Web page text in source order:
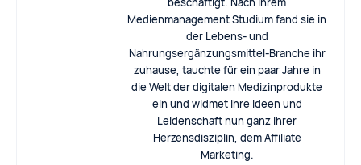
Medienmanagement Studium fand sie in
der Lebens- und
Nahrungsergänzungsmittel-Branche ihr
zuhause, tauchte für ein paar Jahre in
die Welt der digitalen Medizinprodukte
ein und widmet ihre Ideen und
Leidenschaft nun ganz ihrer
Herzensdisziplin, dem Affiliate
Marketing.